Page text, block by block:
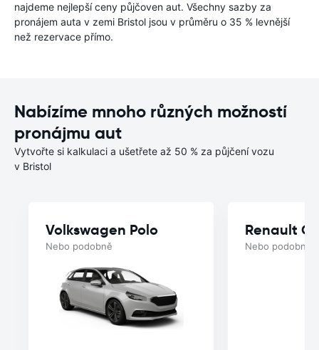
najdeme nejlepší ceny půjčoven aut. Všechny sazby za
pronájem auta v zemi Bristol jsou v průměru o 35 % levnější
než rezervace přímo.
Nabízíme mnoho různých možností
pronájmu aut
Vytvořte si kalkulaci a ušetřete až 50 % za půjčení vozu
v Bristol
Volkswagen Polo
Nebo podobně
Renault
Nebo podobně